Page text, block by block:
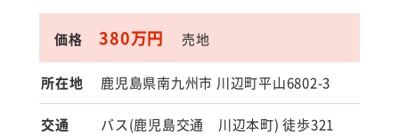
価格 380万円 売地
所在地 鹿児島県南九州市 川辺町平山6802-3
交通
バス(鹿児島交通 川辺本町) 徒歩321